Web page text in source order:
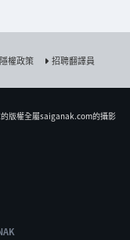
權政策 招聘翻譯員
版權全屬saiganak.com的攝影